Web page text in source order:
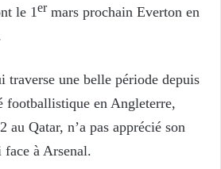
le 1ermars prochain Everton en
traverse une belle période depuis
footballistique en Angleterre,
au Qatar, n’a pas apprécié son
face à Arsenal.